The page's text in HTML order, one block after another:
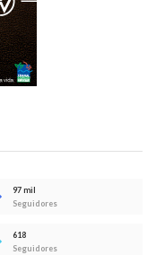
97 mil
Seguidores
618
Seguidores